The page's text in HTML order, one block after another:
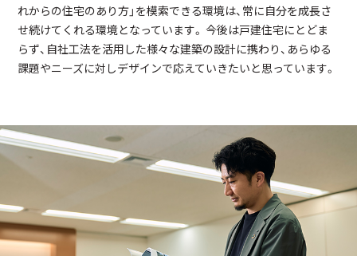
れからの住宅のあり方」を模索できる環境は、常に自分を成長さ
せ続けてくれる環境となっています。 今後は戸建住宅にとどま
らず、自社工法を活用した様々な建築の設計に携わり、あらゆる
課題やニーズに対しデザインで応えていきたいと思っています。